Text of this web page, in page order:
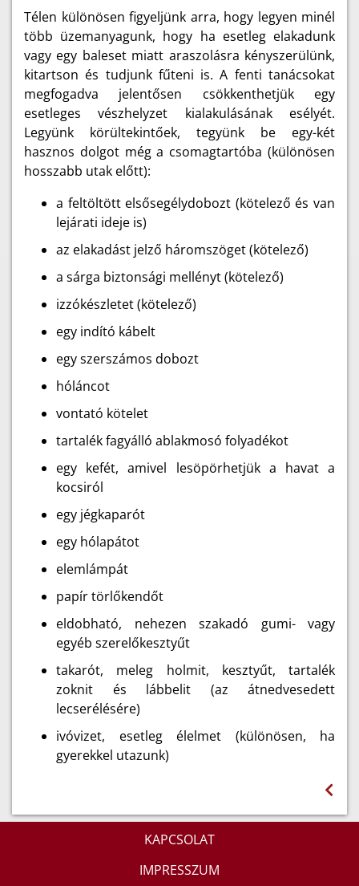
Télen különösen figyeljünk arra, hogy legyen minél
több üzemanyagunk, hogy ha esetleg elakadunk
vagy egy baleset miatt araszolásra kényszerülünk,
kitartson és tudjunk fűteni is. A fenti tanácsokat
megfogadva jelentősen csökkenthetjük egy
esetleges vészhelyzet kialakulásának esélyét.
Legyünk körültekintőek, tegyünk be egy-két
hasznos dolgot még a csomagtartóba (különösen
hosszabb utak előtt):
a feltöltött elsősegélydobozt (kötelező és van
lejárati ideje is)
az elakadást jelző háromszöget (kötelező)
a sárga biztonsági mellényt (kötelező)
izzókészletet (kötelező)
egy indító kábelt
egy szerszámos dobozt
hóláncot
vontató kötelet
tartalék fagyálló ablakmosó folyadékot
egy kefét, amivel lesöpörhetjük a havat a
kocsiról
egy jégkaparót
egy hólapátot
elemlámpát
papír törlőkendőt
eldobható, nehezen szakadó gumi- vagy
egyéb szerelőkesztyűt
takarót, meleg holmit, kesztyűt, tartalék
zoknit és lábbelit (az átnedvesedett
lecserélésére)
ivóvizet, esetleg élelmet (különösen, ha
gyerekkel utazunk)
KAPCSOLAT
IMPRESSZUM